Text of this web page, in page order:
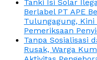
Tanki Isi Solar
Berlabel PT APE
Tulungagung, Kini
Pemeriksaan
Tanpa Sosialisasi
Rusak, Warga